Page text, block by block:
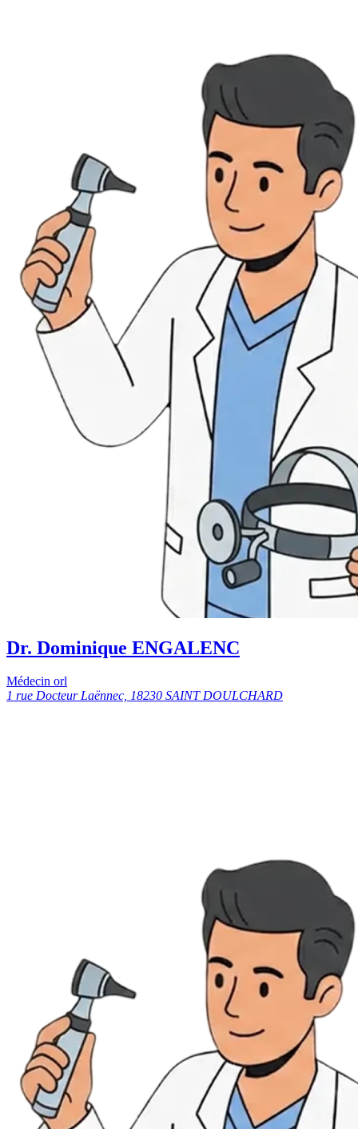
Dr. Dominique ENGALENC
Médecin orl
1 rue Docteur Laënnec, 18230 SAINT DOULCHARD